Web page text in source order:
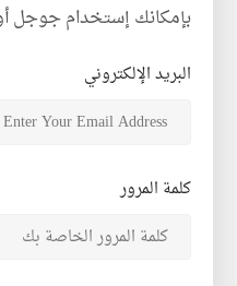
بإمكانك إستخدام جوجل
البريد الإلكتروني
كلمة المرور